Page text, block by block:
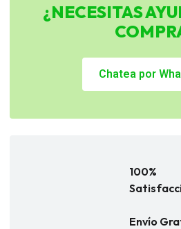
¿NECESITAS
Chatea por
100%
Envío